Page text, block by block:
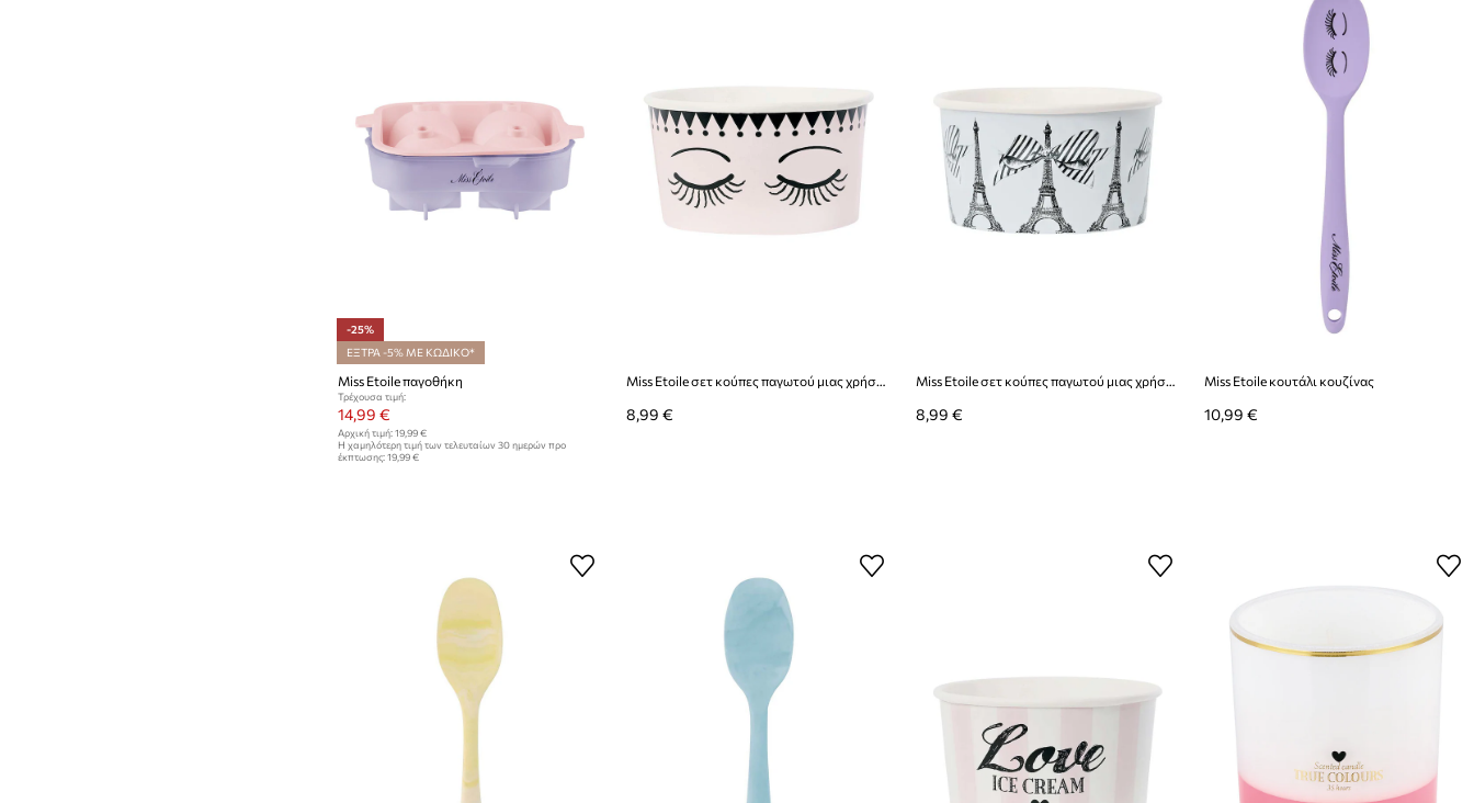
-25%
ΕΞΤΡΑ -5% ΜΕ ΚΩΔΙΚΟ*
Miss Etoile παγοθήκη
Τρέχουσα τιμή:
14,99 €
Αρχική τιμή: 19,99 €
Η χαμηλότερη τιμή των τελευταίων 30 ημερών προ
έκπτωσης: 19,99 €
Miss Etoile σετ κούπες παγωτού μιας χρήσης με κουτάλια (8-pack)
8,99 €
Miss Etoile σετ κούπες παγωτού μιας χρήσης με κουτάλια (8-pack)
8,99 €
Miss Etoile κουτάλι κουζίνας
10,99 €